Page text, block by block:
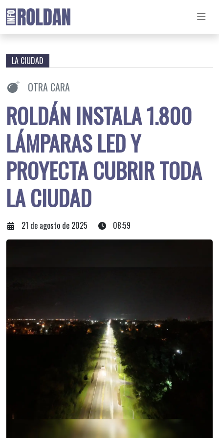
LA CIUDAD
OTRA CARA
ROLDÁN INSTALA 1.800
LÁMPARAS LED Y
PROYECTA CUBRIR TODA
LA CIUDAD
21 de agosto de 2025 08:59